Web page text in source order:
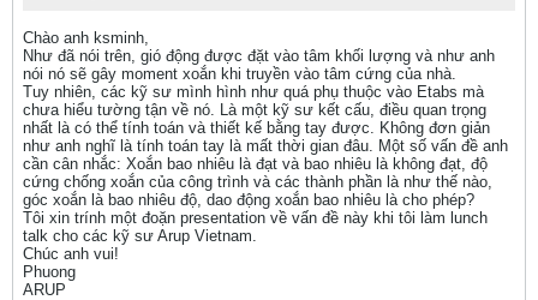
Chào anh ksminh,
Như đã nói trên, gió động được đặt vào tâm khối lượng và như anh
nói nó sẽ gây moment xoắn khi truyền vào tâm cứng của nhà.
Tuy nhiên, các kỹ sư mình hình như quá phụ thuộc vào Etabs mà
chưa hiểu tường tận về nó. Là một kỹ sư kết cấu, điều quan trọng
nhất là có thể tính toán và thiết kế bằng tay được. Không đơn giản
như anh nghĩ là tính toán tay là mất thời gian đâu. Một số vấn đề anh
cần cân nhắc: Xoắn bao nhiêu là đạt và bao nhiêu là không đạt, độ
cứng chống xoắn của công trình và các thành phần là như thế nào,
góc xoắn là bao nhiêu độ, dao động xoắn bao nhiêu là cho phép?
Tôi xin trính một đoặn presentation về vấn đề này khi tôi làm lunch
talk cho các kỹ sư Arup Vietnam.
Chúc anh vui!
Phuong
ARUP